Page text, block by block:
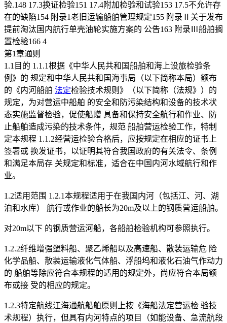
验.148 17.3换证检验151 17.4附加检验和试验153 17.5不允许存
在的缺陷154 附录1老旧运输船舶管理规定155 附录Ⅱ关于发布
提前淘汰国内航行单壳油轮实施方案的 公告163 附录Ⅲ船舶搁
置检验166 4
第1章通则
1.1目的 1.1.1根据《中华人民共和国船舶和海上设旅检验条
例》的 规定和中华人民共和国海事局（以下简称本局）额布
的《内河船舶 法定检验技术规则》（以下简称（法规》）的
规定，为对营运中船舶 的安全和防污染结构和设备的技术状
态实施监督检验，促使船赠 具备和保持安全航行和作业、防
止船舶造成污染的技术条件，规范 船舶营运检验工作，特制
定本规程 1.1.2经营运检验合格后，应按规定在相应的证书上
签署或 换发证书，以证明其符合我国政府的有关法令、条例
和满足本局存 关规定和标准，适合在中国内河水域航行和作
业。
1.2适用范围 1.2.1本规程适用于在我国内河（包括江、河、湖
泊和水库） 航行或作业的船长为20m及以上的钢质营运船舶。
对20m以下 的钢质营运河船，各船舶检验机构可参照执行。
1.2.2纤维增强塑料船、聚乙烯船以及高速船、散装运输危 险
化学品船、散装运输液化气体船、浮船坞和液化石油气作动力
的 船舶等除应符合本规程的适用的规定外，尚应符合本局额
布或接 受的相应的规定。
1.2.3特定航线江海通航船舶原则上按《海船法定营运检 验技
术规程）执行，但具有内河特点的项目（如能设备、急流航段